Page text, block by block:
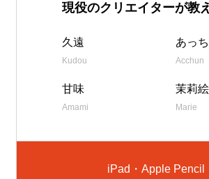
現役のクリエイターが教
久遠
Kudou
あっ
Acchun
甘味
Amami
茉莉絵
Marie
iPad・Apple Pencil